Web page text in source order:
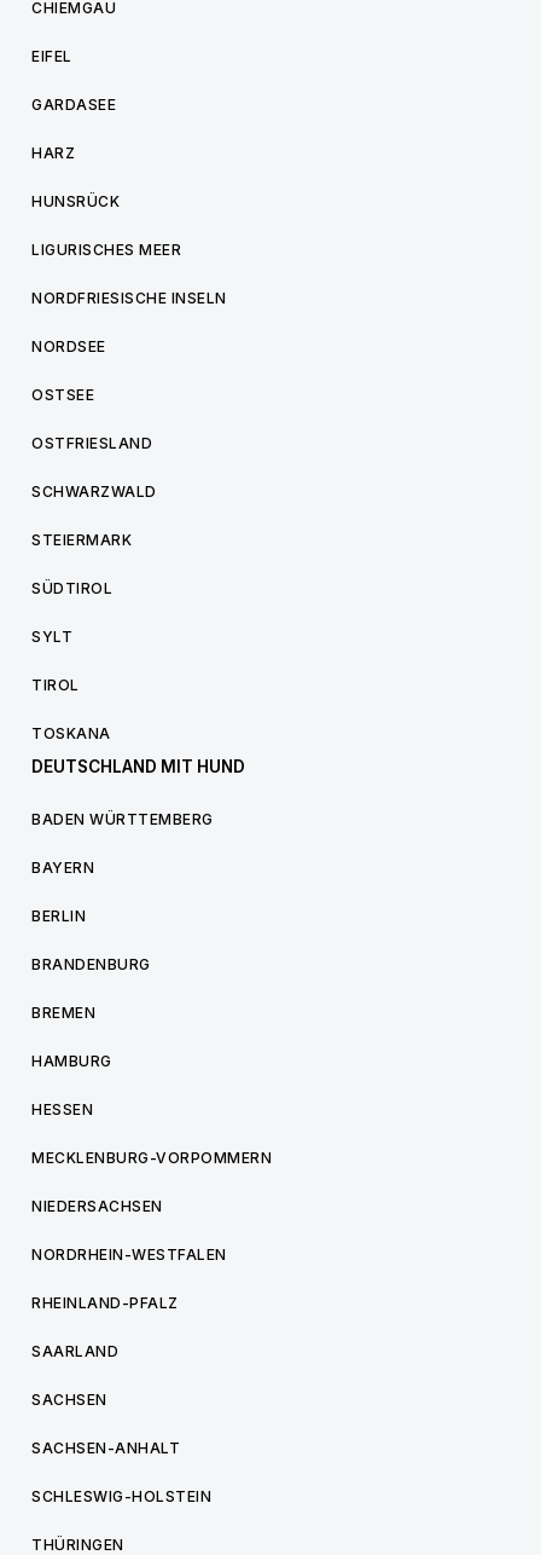
CHIEMGAU
EIFEL
GARDASEE
HARZ
HUNSRÜCK
LIGURISCHES MEER
NORDFRIESISCHE INSELN
NORDSEE
OSTSEE
OSTFRIESLAND
SCHWARZWALD
STEIERMARK
SÜDTIROL
SYLT
TIROL
TOSKANA
DEUTSCHLAND MIT HUND
BADEN WÜRTTEMBERG
BAYERN
BERLIN
BRANDENBURG
BREMEN
HAMBURG
HESSEN
MECKLENBURG-VORPOMMERN
NIEDERSACHSEN
NORDRHEIN-WESTFALEN
RHEINLAND-PFALZ
SAARLAND
SACHSEN
SACHSEN-ANHALT
SCHLESWIG-HOLSTEIN
THÜRINGEN